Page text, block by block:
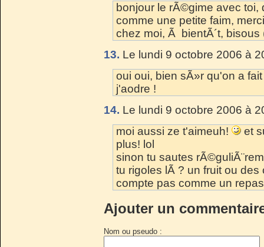
bonjour le rÃ©gime avec
comme une petite faim,
chez moi, Ã bientÃ´t, bisous
13. Le lundi 9 octobre 2006 à
oui oui, bien sÃ»r qu'on a
j'aodre !
14. Le lundi 9 octobre 2006 à
moi aussi ze t'aimeuh!
et
plus! lol
sinon tu sautes
tu rigoles lÃ ? un fruit ou
compte pas comme un
Ajouter un
Nom ou pseudo :